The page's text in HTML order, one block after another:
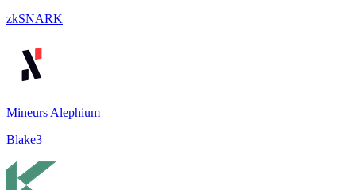
zkSNARK
Mineurs Alephium
Blake3